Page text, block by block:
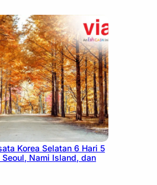
Korea Selatan 6 Hari 5
Nami Island, dan